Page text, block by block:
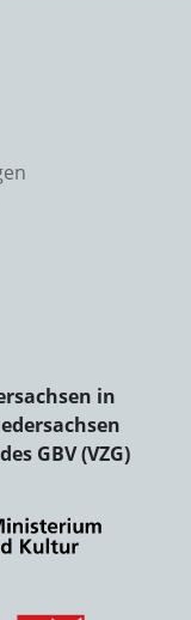
in
GBV (VZG)